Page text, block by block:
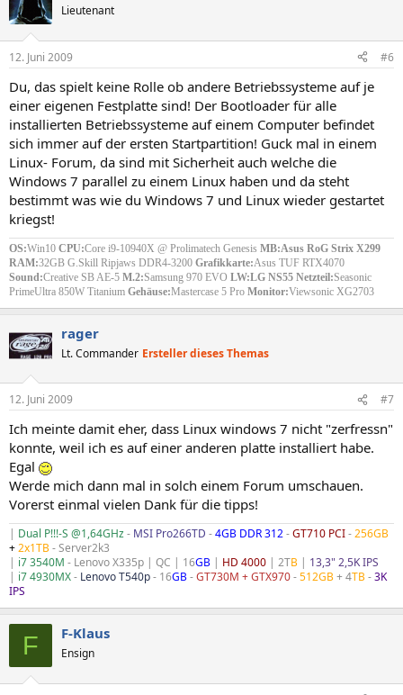
Lieutenant
12. Juni 2009 #6
Du, das spielt keine Rolle ob andere Betriebssysteme auf je
einer eigenen Festplatte sind! Der Bootloader für alle
installierten Betriebssysteme auf einem Computer befindet
sich immer auf der ersten Startpartition! Guck mal in einem
Linux- Forum, da sind mit Sicherheit auch welche die
Windows 7 parallel zu einem Linux haben und da steht
bestimmt was wie du Windows 7 und Linux wieder gestartet
kriegst!
OS:Win10 CPU:Core i9-10940X @ Prolimatech Genesis MB:Asus RoG Strix X299
RAM:32GB G.Skill Ripjaws DDR4-3200 Grafikkarte:Asus TUF RTX4070
Sound:Creative SB AE-5 M.2:Samsung 970 EVO LW:LG NS55 Netzteil:Seasonic
PrimeUltra 850W Titanium Gehäuse:Mastercase 5 Pro Monitor:Viewsonic XG2703
rager
Lt. Commander Ersteller dieses Themas
12. Juni 2009 #7
Ich meinte damit eher, dass Linux windows 7 nicht "zerfressn"
konnte, weil ich es auf einer anderen platte installiert habe.
Egal
Werde mich dann mal in solch einem Forum umschauen.
Vorerst einmal vielen Dank für die tipps!
| Dual P!!!-S @1,64GHz- MSI Pro266TD -4GB DDR 312-GT710 PCI-256GB
+2x1TB- Server2k3
| i7 3540M - Lenovo X335p | QC | 16GB | HD 4000 | 2TB | 13,3" 2,5K IPS
| i7 4930MX- Lenovo T540p- 16GB-GT730M + GTX970-512GB+ 4TB-3K
IPS
F F-Klaus
Ensign